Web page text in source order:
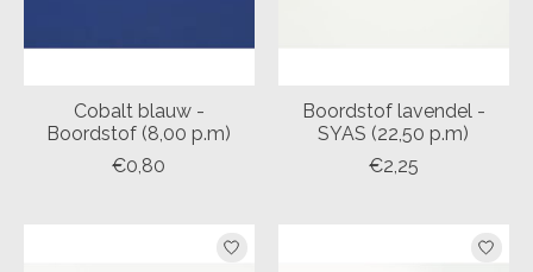
Cobalt blauw -
Boordstof (8,00 p.m)
€0,80
Boordstof lavendel -
SYAS (22,50 p.m)
€2,25